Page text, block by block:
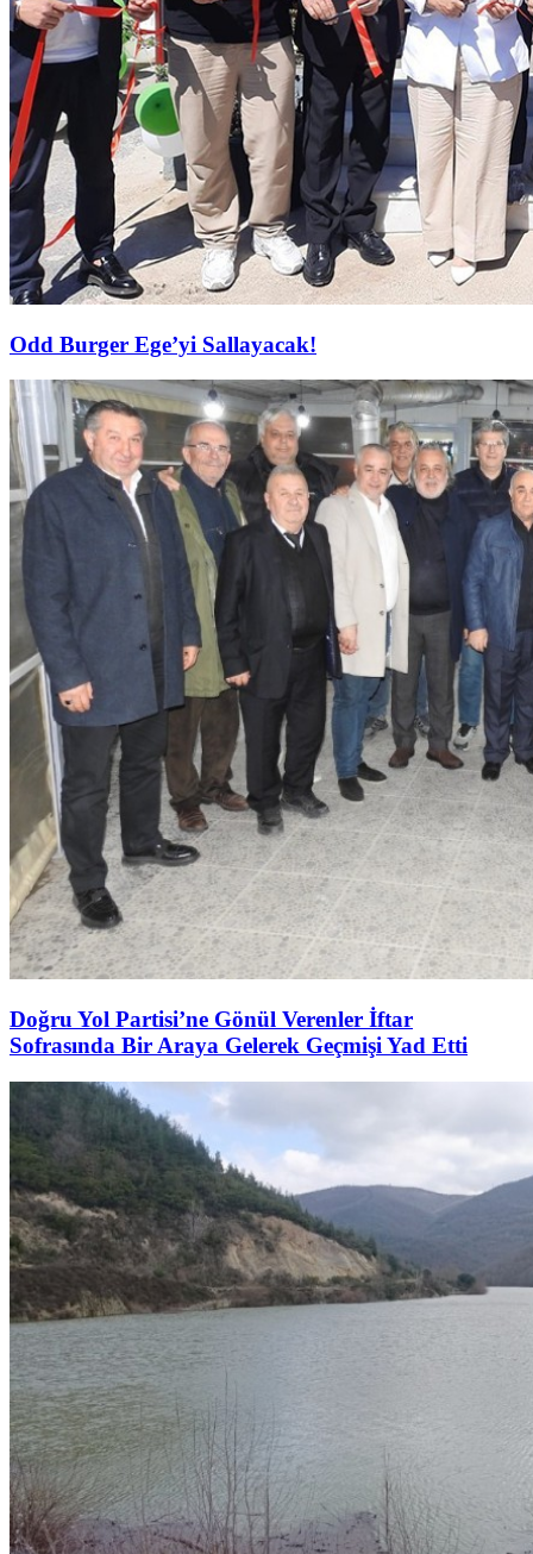
Odd Burger Ege’yi Sallayacak!
Doğru Yol Partisi’ne Gönül Verenler İftar
Sofrasında Bir Araya Gelerek Geçmişi Yad Etti